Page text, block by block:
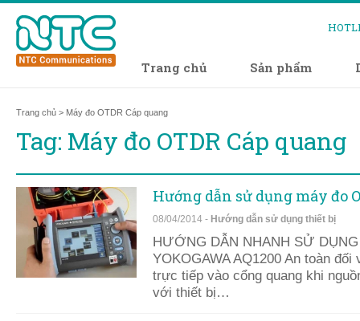
Trang chủ Sản phẩm
Trang chủ > Máy đo OTDR Cáp quang
Tag: Máy đo OTDR Cáp quang
Hướng dẫn sử dụng máy đo
08/04/2014 - Hướng dẫn sử dụng thiết bị
HƯỚNG DẪN NHANH SỬ
YOKOGAWA AQ1200 An toàn
trực tiếp vào cổng quang khi
với thiết bị…